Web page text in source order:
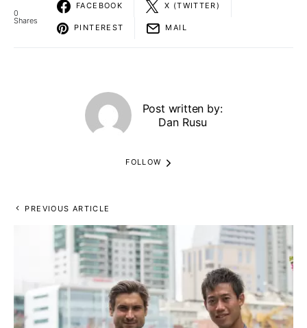
0
Shares
FACEBOOK X (TWITTER)
PINTEREST MAIL
Post written by:
Dan Rusu
FOLLOW
PREVIOUS ARTICLE